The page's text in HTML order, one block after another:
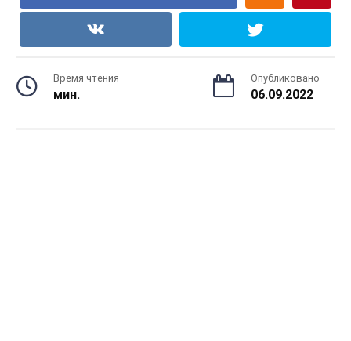
Время чтения
мин.
Опубликовано
06.09.2022